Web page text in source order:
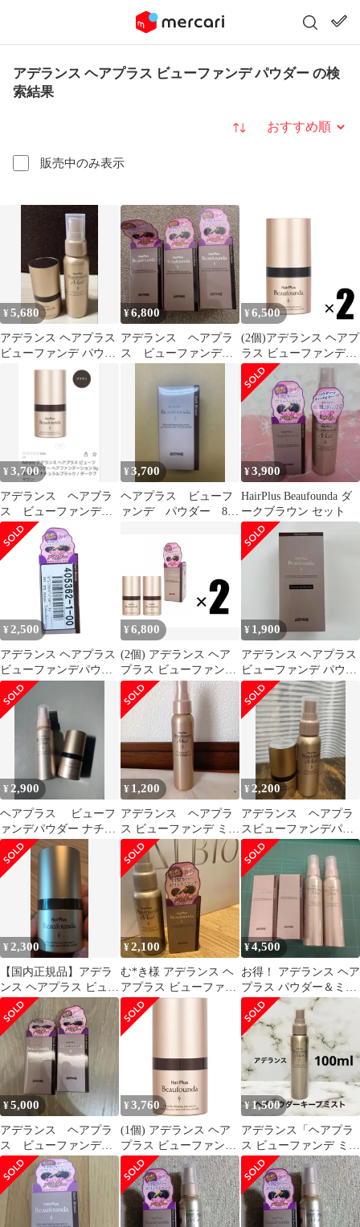
アデランス ヘアプラス ビューファンデ パウダー の検
索結果
販売中のみ表示
並び替え
¥5,680
アデランス ヘアプラス
ビューファンデ パウダ
ー＆ミスト 薄毛対
策 ほぼ未使用
¥6,800
アデランス ヘアプラ
ス ビューファンデパ
¥ 6,500
(2個)アデランス ヘアプ
ラス ビューファンデパ
ウダー ヘアファンデー
ション ナチュラルブラ
ック 8g×2 男女兼用
Aderans HairPlus
Beaufounda
¥3,700
アデランス ヘアブラ
ス ビューファンデヘ
アファンデーション
ダークブラウン
¥3,700
ヘアプラス ビューフ
ァンデ パウダー 8g
ン 未使用 未開封
¥3,900
HairPlus Beaufounda ダ
ークブラウン セット
¥ 2,500
アデランス ヘアプラス
ビューファンデパウダ
ー ダークブラウン 8g
¥6,800
(2個) アデランス ヘア
プラス ビューファンデ
パウダー ヘアファンデ
ーション ダークブラウ
ン 8g×2個 男女兼用
Aderans HairPlus
Beaufounda
¥ 1,900
アデランス ヘアプラス
ビューファンデ パウダ
ー＆ミスト セット
¥ 2,900
ヘアプラス ビューフ
ァンデパウダー ナチュ
ラルブラック＆ ミス
ト セット
¥ 1,200
アデランス ヘアプラ
ス ビューファンデ ミス
ト2 100ml
¥ 2,200
アデランス ヘアプラ
スビューファンデパウ
ダーとスプレー ダー
クブラウン
¥ 2,300
【国内正規品】アデラ
ンス ヘアプラス ビュー
ファンデパウダー / ダ
ークブラウン
¥2,100
む*き様 アデランス ヘ
アプラス ビューファン
デ パウダー
¥4,500
お得！ アデランス ヘア
プラス パウダー＆ミス
トセット 12ｇ 2セッ
ト
¥5,000
アデランス ヘアプラ
ス ビューファンデ
パウダー ヘアファン
デーション 8g
¥ 3,760
(1個) アデランス ヘア
プラス ビューファンデ
パウダー ヘアファンデ
ーション ダークブラウ
ン 8g 男女兼用 Aderans
HairPlus Beaufounda
¥ 1,500
アデランス「ヘアプラ
ス ビューファンデ ミス
ト2」100ml 大容量サイ
ズ